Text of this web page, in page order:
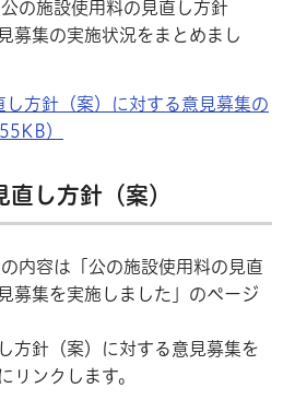
の施設使用料の見直し方針
募集の実施状況をまとめまし
方針（案）に対する意見募集の
）
し方針（案）
内容は「公の施設使用料の見直
募集を実施しました」のページ
方針（案）に対する意見募集を
リンクします。